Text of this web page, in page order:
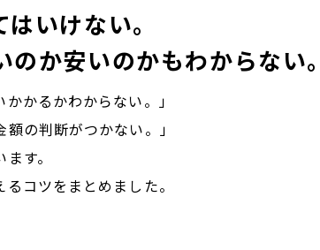
いけない。
か安いのかもわからない。
かるかわからない。」
の判断がつかない。」
す。
コツをまとめました。